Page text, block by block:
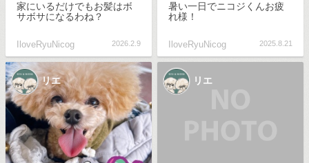
家にいるだけでもお髪はボ
サボサになるわね？
IloveRyuNicog 2026.2.9
暑い一日でニコジくんお疲
れ様！
IloveRyuNicog 2025.8.21
リエ リエ